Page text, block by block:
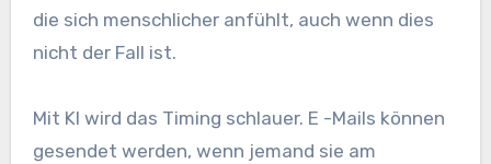
die sich menschlicher anfühlt, auch wenn dies
nicht der Fall ist.
Mit KI wird das Timing schlauer. E -Mails können
gesendet werden, wenn jemand sie am